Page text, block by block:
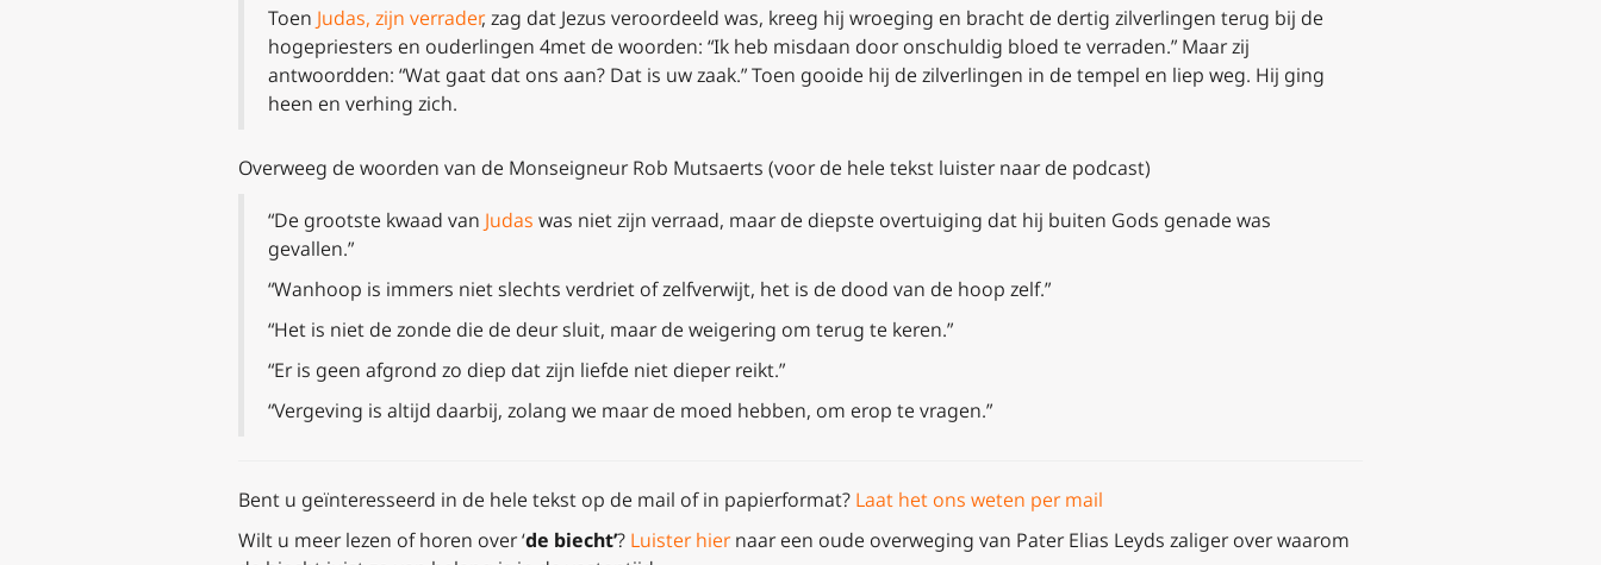
Toen Judas, zijn verrader, zag dat Jezus veroordeeld was, kreeg hij wroeging en bracht de dertig zilverlingen terug bij de
hogepriesters en ouderlingen 4met de woorden: “Ik heb misdaan door onschuldig bloed te verraden.” Maar zij
antwoordden: “Wat gaat dat ons aan? Dat is uw zaak.” Toen gooide hij de zilverlingen in de tempel en liep weg. Hij ging
heen en verhing zich.
Overweeg de woorden van de Monseigneur Rob Mutsaerts (voor de hele tekst luister naar de podcast)
“De grootste kwaad van Judas was niet zijn verraad, maar de diepste overtuiging dat hij buiten Gods genade was
gevallen.”
“Wanhoop is immers niet slechts verdriet of zelfverwijt, het is de dood van de hoop zelf.”
“Het is niet de zonde die de deur sluit, maar de weigering om terug te keren.”
“Er is geen afgrond zo diep dat zijn liefde niet dieper reikt.”
“Vergeving is altijd daarbij, zolang we maar de moed hebben, om erop te vragen.”
Bent u geïnteresseerd in de hele tekst op de mail of in papierformat? Laat het ons weten per mail
Wilt u meer lezen of horen over ‘de biecht’? Luister hier naar een oude overweging van Pater Elias Leyds zaliger over waarom